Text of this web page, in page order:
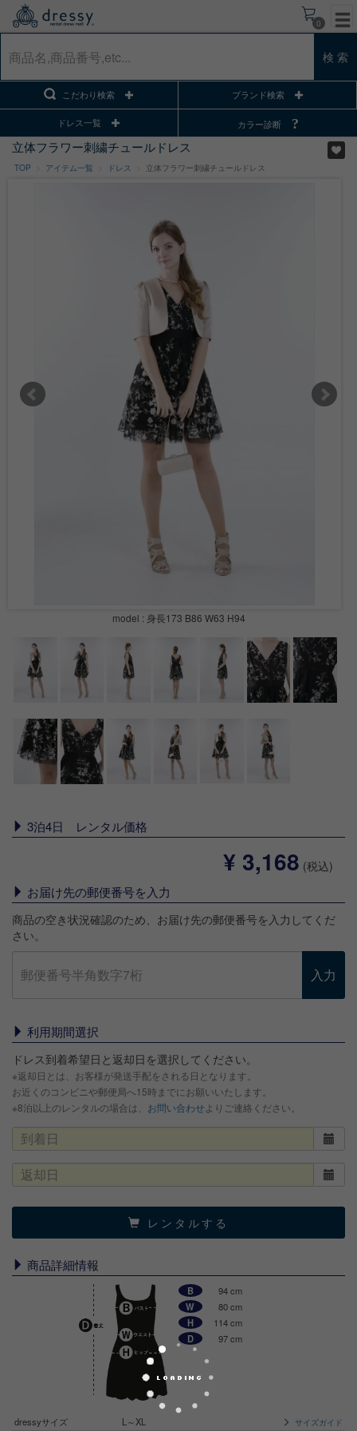
0
検 索
こだわり検索 ブランド検索
ドレス一覧 カラー診断
立体フラワー刺繍チュールドレス
TOP アイテム一覧 ドレス 立体フラワー刺繍チュールドレス
model : 身長173 B86 W63 H94
3泊4日 レンタル価格
¥ 3,168 (税込)
お届け先の郵便番号を入力
商品の空き状況確認のため、お届け先の郵便番号を入力してくだ
さい。
入力
利用期間選択
ドレス到着希望日と返却日を選択してください。
※返却日とは、お客様が発送手配をされる日となります。
お近くのコンビニや郵便局へ15時までにお願いいたします。
※8泊以上のレンタルの場合は、 お問い合わせ よりご連絡ください。
レンタルする
商品詳細情報
B
94 cm
W
80 cm
H
114 cm
D
97 cm
dressyサイズ L～XL サイズガイド